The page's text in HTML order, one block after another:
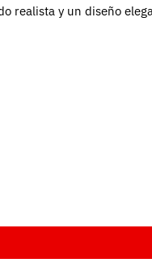
realista y un diseño